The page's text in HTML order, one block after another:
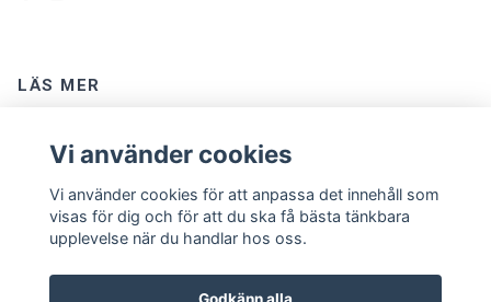
LÄS MER
Om oss
Köpvillkor
Vi använder cookies
Vi använder cookies för att anpassa det innehåll som
visas för dig och för att du ska få bästa tänkbara
upplevelse när du handlar hos oss.
Godkänn alla